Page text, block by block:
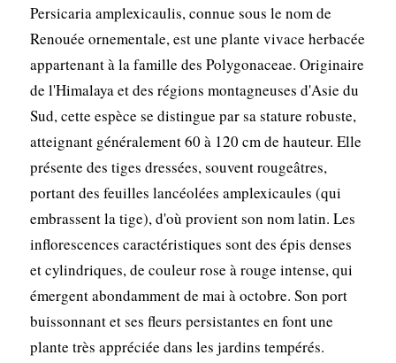
Persicaria amplexicaulis, connue sous le nom de
Renouée ornementale, est une plante vivace herbacée
appartenant à la famille des Polygonaceae. Originaire
de l'Himalaya et des régions montagneuses d'Asie du
Sud, cette espèce se distingue par sa stature robuste,
atteignant généralement 60 à 120 cm de hauteur. Elle
présente des tiges dressées, souvent rougeâtres,
portant des feuilles lancéolées amplexicaules (qui
embrassent la tige), d'où provient son nom latin. Les
inflorescences caractéristiques sont des épis denses
et cylindriques, de couleur rose à rouge intense, qui
émergent abondamment de mai à octobre. Son port
buissonnant et ses fleurs persistantes en font une
plante très appréciée dans les jardins tempérés.